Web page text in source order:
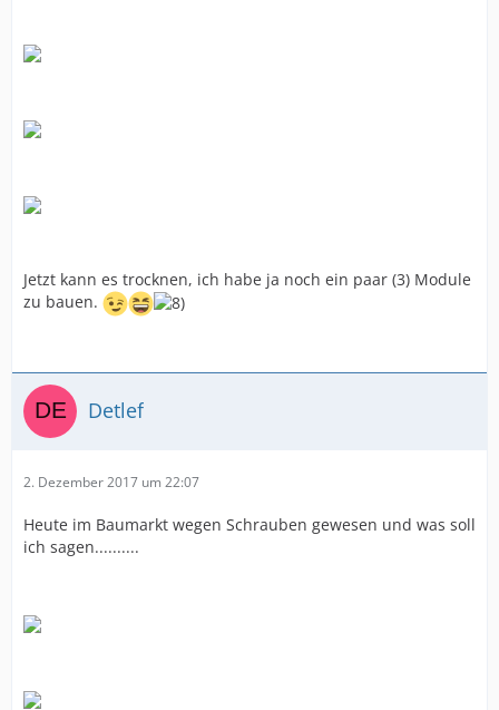
Jetzt kann es trocknen, ich habe ja noch ein paar (3) Module
zu bauen.
Detlef
2. Dezember 2017 um 22:07
Heute im Baumarkt wegen Schrauben gewesen und was soll
ich sagen..........